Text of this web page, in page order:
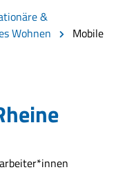
&
Wohnen
Mobile